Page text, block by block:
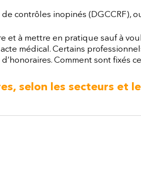
contrôles inopinés (DGCCRF),
et à mettre en pratique sauf à
médical. Certains
Comment sont fixés
selon les secteurs et